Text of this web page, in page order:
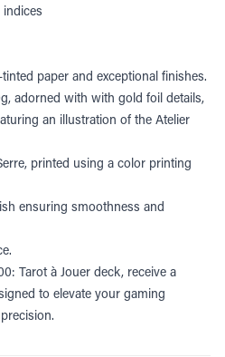
paper and exceptional finishes.
adorned with with gold foil details,
an illustration of the Atelier
printed using a color printing
ensuring smoothness and
Tarot à Jouer deck, receive a
to elevate your gaming